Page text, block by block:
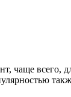
чаще всего,